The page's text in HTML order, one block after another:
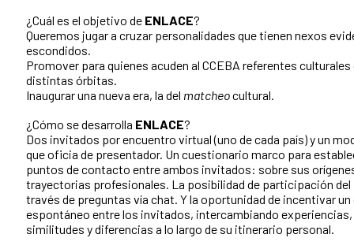
¿Cuál es el objetivo de ENLACE?
Queremos jugar a cruzar personalidades que tienen nexos
escondidos.
Promover para quienes acuden al CCEBA referentes culturales
distintas órbitas.
Inaugurar una nueva era, la del matcheocultural.
¿Cómo se desarrolla ENLACE?
Dos invitados por encuentro virtual (uno de cada país) y un
que oficia de presentador. Un cuestionario marco para
puntos de contacto entre ambos invitados: sobre sus
trayectorias profesionales. La posibilidad de participación del
través de preguntas vía chat. Y la oportunidad de incentivar
espontáneo entre los invitados, intercambiando experiencias,
similitudes y diferencias a lo largo de su itinerario personal.